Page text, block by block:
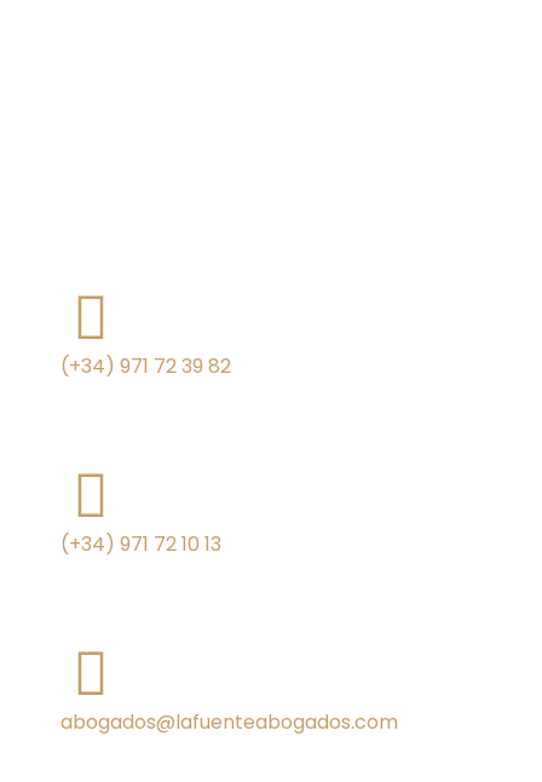
(+34) 971 72 39 82
(+34) 971 72 10 13
abogados@lafuenteabogados.com